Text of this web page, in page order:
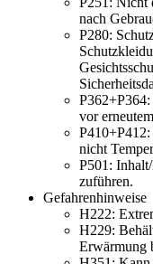
nach
P280:
P362+P364:
vor
P410+P412:
nicht
P501:
zuführen.
Gefahrenhinweise
H222:
H229:
Erwärmung